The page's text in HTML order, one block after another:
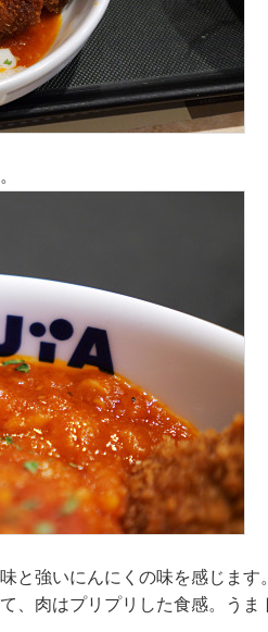
と強いにんにくの味を感じます
、肉はプリプリした食感。うま